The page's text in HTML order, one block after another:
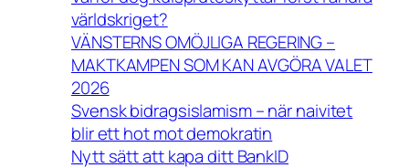
världskriget?
VÄNSTERNS OMÖJLIGA REGERING –
MAKTKAMPEN SOM KAN AVGÖRA VALET
2026
Svensk bidragsislamism – när naivitet
blir ett hot mot demokratin
Nytt sätt att kapa ditt BankID